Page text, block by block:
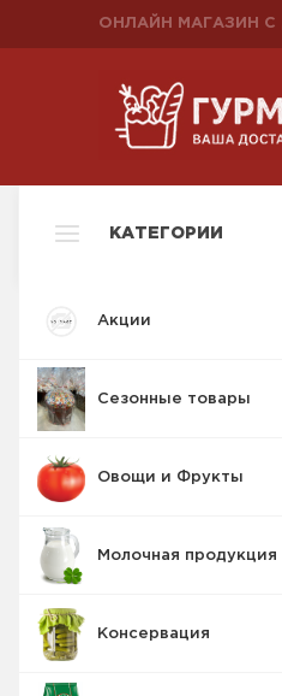
ОНЛАЙН МАГАЗИН
КАТЕГОРИИ
Акции
Сезонные товары
Овощи и Фрукты
Молочная продукция
Консервация